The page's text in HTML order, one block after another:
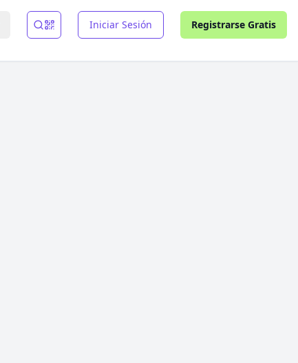
Iniciar Sesión Registrarse Gratis